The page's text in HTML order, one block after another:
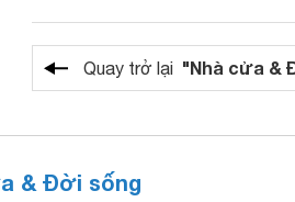
Quay trở lại "Nhà cửa &
& Đời sống